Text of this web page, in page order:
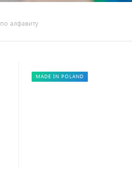
по алфавиту
MADE IN POLAND